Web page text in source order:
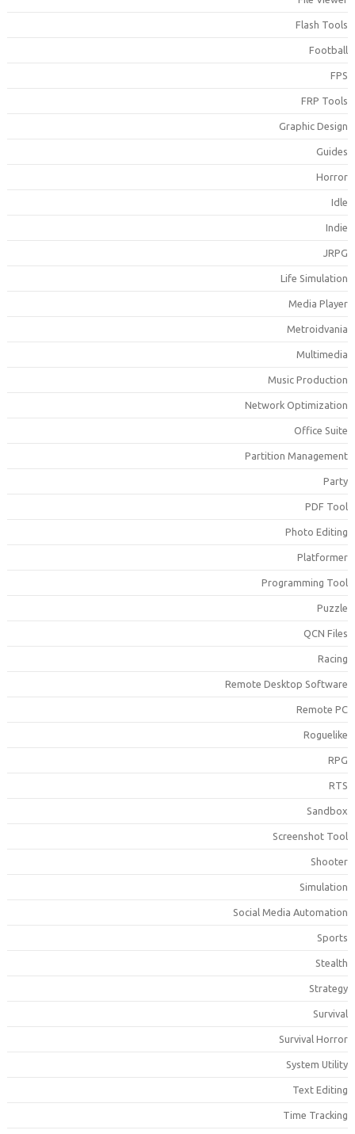
Flash
FRP
Graphic
Life
Media
Music
Network
Office
Partition
PDF
Photo
Programming
QCN
Remote Desktop
Remote
Screenshot
Social Media
Survival
System
Text
Time